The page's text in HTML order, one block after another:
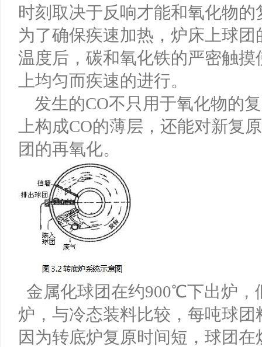
时刻取决于反响才能和氧化物
为了确保疾速加热，炉床上球
温度后，碳和氧化铁的严密触
上均匀而疾速的进行。
发生的CO不只用于氧化物的
上构成CO的薄层，还能对新复
团的再氧化。
金属化球团在约900℃下出炉，
炉，与冷态装料比较，每吨球
因为转底炉复原时间短，球团